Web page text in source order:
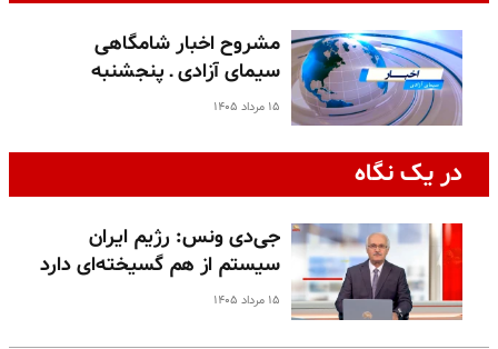
مشروح اخبار شامگاهی
سیمای آزادی ـ پنجشنبه
۱۵ مرداد ۱۴۰۵
در یک نگاه
جی‌دی ونس: رژیم ایران
سیستم از هم گسیخته‌ای دارد
۱۵ مرداد ۱۴۰۵